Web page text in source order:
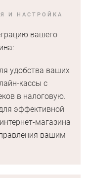
И НАСТРОЙКА
вашего
удобства ваших
кассы с
в налоговую.
эффективной
магазина
вашим